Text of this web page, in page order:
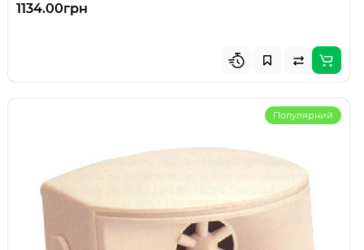
1134.00грн
Популярний